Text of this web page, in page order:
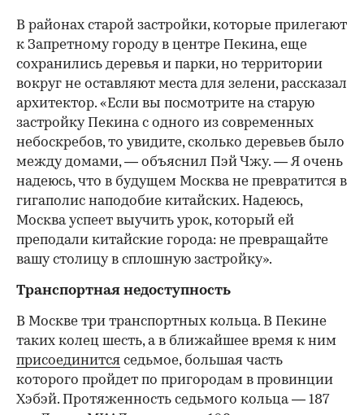
В районах старой застройки, которые прилегают
к Запретному городу в центре Пекина, еще
сохранились деревья и парки, но территории
вокруг не оставляют места для зелени, рассказал
архитектор. «Если вы посмотрите на старую
застройку Пекина с одного из современных
небоскребов, то увидите, сколько деревьев было
между домами, — объяснил Пэй Чжу. — Я очень
надеюсь, что в будущем Москва не превратится в
гигаполис наподобие китайских. Надеюсь,
Москва успеет выучить урок, который ей
преподали китайские города: не превращайте
вашу столицу в сплошную застройку».
Транспортная недоступность
В Москве три транспортных кольца. В Пекине
таких колец шесть, а в ближайшее время к ним
присоединится седьмое, большая часть
которого пройдет по пригородам в провинции
Хэбэй. Протяженность седьмого кольца — 187